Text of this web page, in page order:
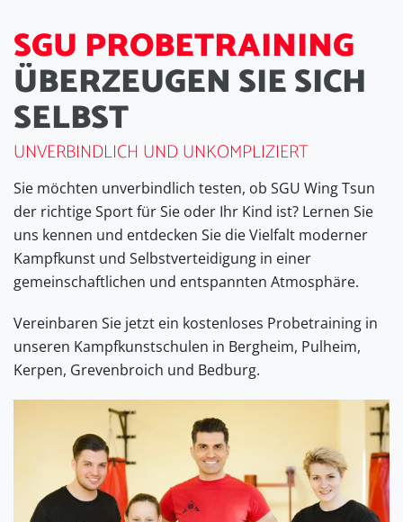
SGU PROBETRAINING
ÜBERZEUGEN SIESICH
SELBST
UNVERBINDLICH UND UNKOMPLIZIERT
Sie möchten unverbindlich testen, ob SGU Wing Tsun
der richtige Sport für Sie oder Ihr Kind ist? Lernen Sie
uns kennen und entdecken Sie die Vielfalt moderner
Kampfkunst und Selbstverteidigung in einer
gemeinschaftlichen und entspannten Atmosphäre.
Vereinbaren Sie jetzt ein kostenloses Probetraining in
unseren Kampfkunstschulen in Bergheim, Pulheim,
Kerpen, Grevenbroich und Bedburg.